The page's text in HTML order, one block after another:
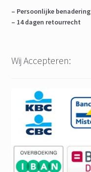
– Persoonlijke benadering
– 14 dagen retourrecht
Wij Accepteren: